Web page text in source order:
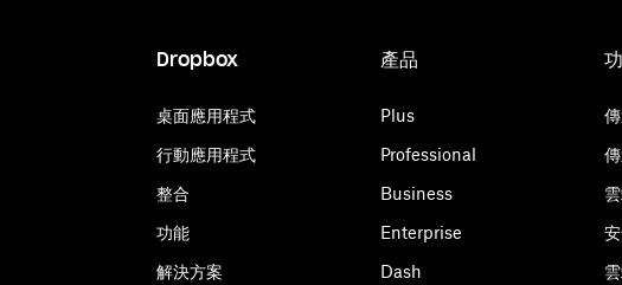
Dropbox
桌面應用程式
行動應用程式
整合
功能
解決方案
產品
Plus
Professional
Business
Enterprise
Dash